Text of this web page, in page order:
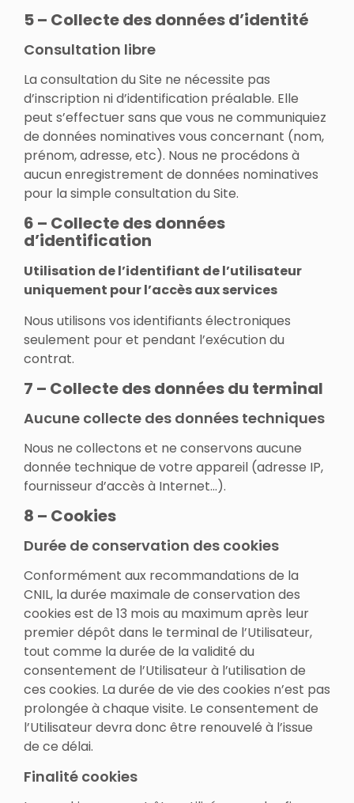
5 – Collecte des données d’identité
Consultation libre
La consultation du Site ne nécessite pas
d’inscription ni d’identification préalable. Elle
peut s’effectuer sans que vous ne communiquiez
de données nominatives vous concernant (nom,
prénom, adresse, etc). Nous ne procédons à
aucun enregistrement de données nominatives
pour la simple consultation du Site.
6 – Collecte des données
d’identification
Utilisation de l’identifiant de l’utilisateur
uniquement pour l’accès aux services
Nous utilisons vos identifiants électroniques
seulement pour et pendant l’exécution du
contrat.
7 – Collecte des données du terminal
Aucune collecte des données techniques
Nous ne collectons et ne conservons aucune
donnée technique de votre appareil (adresse IP,
fournisseur d’accès à Internet…).
8 – Cookies
Durée de conservation des cookies
Conformément aux recommandations de la
CNIL, la durée maximale de conservation des
cookies est de 13 mois au maximum après leur
premier dépôt dans le terminal de l’Utilisateur,
tout comme la durée de la validité du
consentement de l’Utilisateur à l’utilisation de
ces cookies. La durée de vie des cookies n’est pas
prolongée à chaque visite. Le consentement de
l’Utilisateur devra donc être renouvelé à l’issue
de ce délai.
Finalité cookies